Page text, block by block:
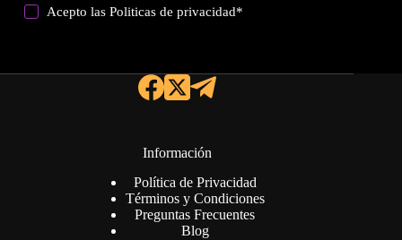
Acepto lasPoliticas de privacidad*
Información
Política de Privacidad
Términos y Condiciones
Preguntas Frecuentes
Blog